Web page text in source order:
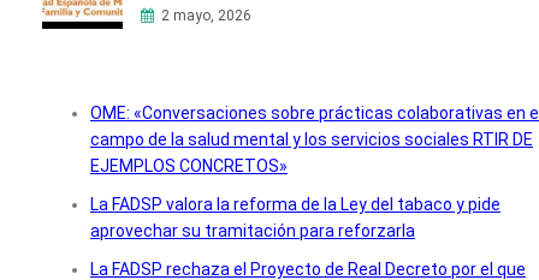
2 mayo, 2026
OME: «Conversaciones sobre prácticas colaborativas en
campo de la salud mental y los servicios sociales RTIR DE
EJEMPLOS CONCRETOS»
La FADSP valora la reforma de la Ley del tabaco y pide
aprovechar su tramitación para reforzarla
La FADSP rechaza el Proyecto de Real Decreto por el que